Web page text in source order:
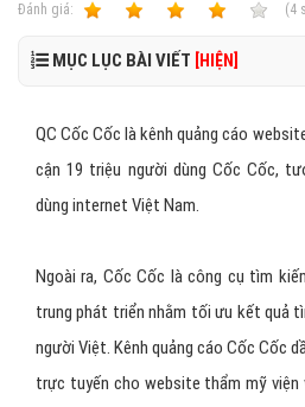
Ðánh giá:
(4
MỤC LỤC BÀI VIẾT [HIỆN]
QC Cốc Cốc là kênh quảng cáo
cận 19 triệu người dùng Cốc Cốc,
dùng internet Việt Nam.
Ngoài ra, Cốc Cốc là công cụ tìm
trung phát triển nhằm tối ưu kết quả
người Việt. Kênh quảng cáo Cốc Cốc
trực tuyến cho website thẩm mỹ